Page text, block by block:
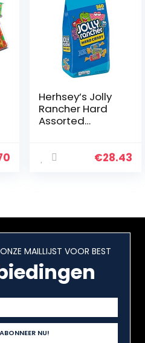
Herhsey’s Jolly
Rancher Hard
Assorted
von Herhsey Mit
€28.43
MAILLIJST VOOR BEST